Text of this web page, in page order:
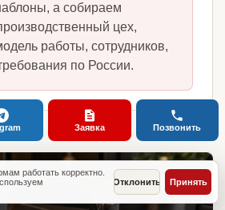
а собираем
цех,
работы, сотрудников,
по России.
работать корректно.
Отклонить Принять
Заявка Позвонить